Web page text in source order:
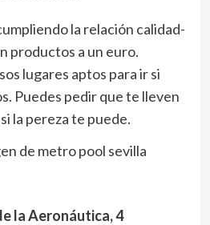
la relación calidad-
productos a un euro.
lugares aptos para ir si
Puedes pedir que te lleven
la pereza te puede.
la Aeronáutica, 4